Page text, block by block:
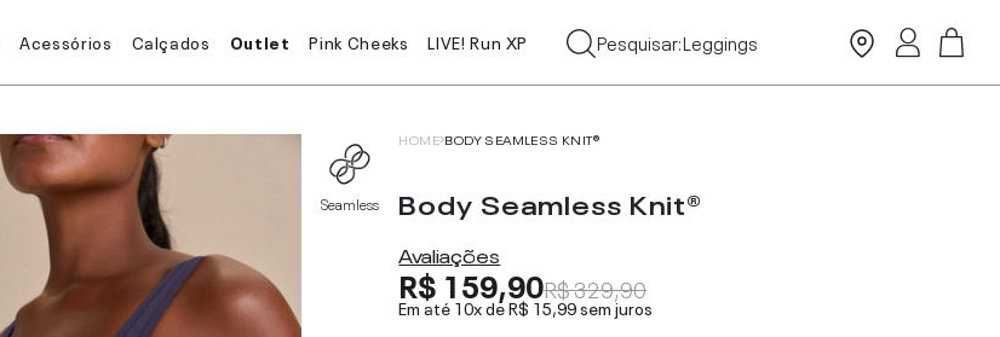
Acessórios Calçados Outlet Pink Cheeks LIVE! Run XP
Pesquisar:Leggings
Seamless
HOME BODY SEAMLESS KNIT®
Body Seamless Knit®
Avaliações
R$ 159,90R$ 329,90
Em até 10x deR$ 15,99sem juros